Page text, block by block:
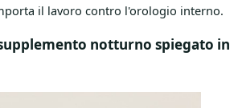
il lavoro contro l'orologio interno.
notturno spiegato in